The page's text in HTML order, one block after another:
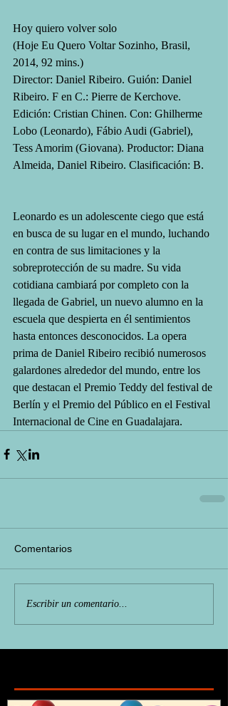
Hoy quiero volver solo
(Hoje Eu Quero Voltar Sozinho, Brasil,
2014, 92 mins.)
Director: Daniel Ribeiro. Guión: Daniel
Ribeiro. F en C.: Pierre de Kerchove.
Edición: Cristian Chinen. Con: Ghilherme
Lobo (Leonardo), Fábio Audi (Gabriel),
Tess Amorim (Giovana). Productor: Diana
Almeida, Daniel Ribeiro. Clasificación: B.
Leonardo es un adolescente ciego que está
en busca de su lugar en el mundo, luchando
en contra de sus limitaciones y la
sobreprotección de su madre. Su vida
cotidiana cambiará por completo con la
llegada de Gabriel, un nuevo alumno en la
escuela que despierta en él sentimientos
hasta entonces desconocidos. La opera
prima de Daniel Ribeiro recibió numerosos
galardones alrededor del mundo, entre los
que destacan el Premio Teddy del festival de
Berlín y el Premio del Público en el Festival
Internacional de Cine en Guadalajara.
Comentarios
Escribir un comentario...